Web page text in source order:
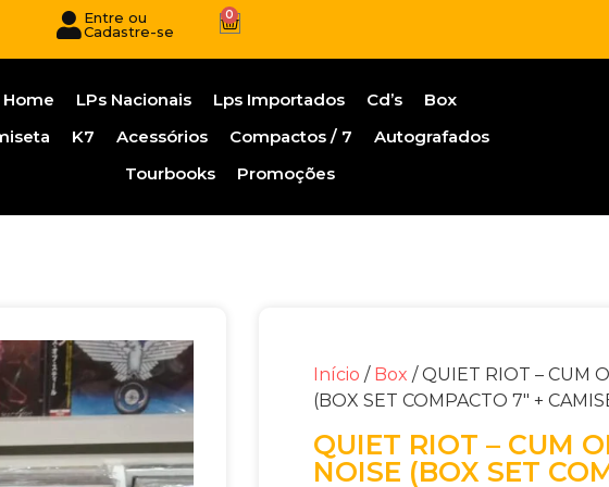
Entre ou
Cadastre-se
0
Home LPs Nacionais Lps Importados Cd’s
Box
K7 Acessórios Compactos / 7
Autografados
Tourbooks
Promoções
Início / Box / QUIET RIOT – CUM
(BOX SET COMPACTO 7″ +
QUIET RIOT – CUM
NOISE (BOX SET